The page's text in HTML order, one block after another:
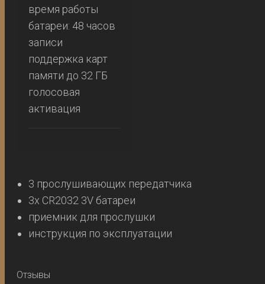
время работы
батареи: 48 часов
записи
поддержка карт
памяти до 32 ГБ
голосовая
активация
3 прослушивающих передатчика
3x CR2032 3V батареи
приемник для прослушки
инструкция по эксплуатации
Отзывы